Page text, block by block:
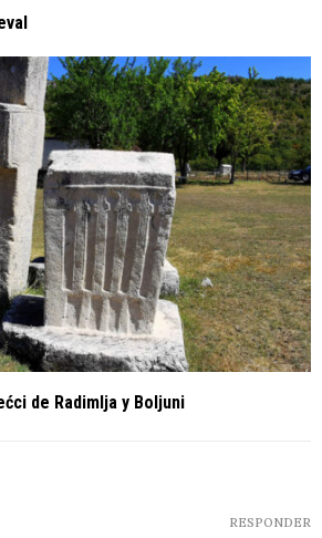
de Radimlja y Boljuni
RESPONDER